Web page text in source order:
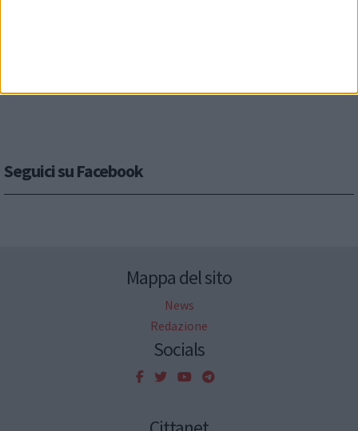
Seguici su Facebook
Mappa del sito
News
Redazione
Socials